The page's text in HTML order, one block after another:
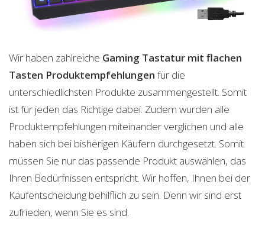
Wir haben zahlreiche Gaming Tastatur mit flachen
Tasten Produktempfehlungen für die
unterschiedlichsten Produkte zusammengestellt. Somit
ist für jeden das Richtige dabei. Zudem wurden alle
Produktempfehlungen miteinander verglichen und alle
haben sich bei bisherigen Käufern durchgesetzt. Somit
müssen Sie nur das passende Produkt auswählen, das
Ihren Bedürfnissen entspricht. Wir hoffen, Ihnen bei der
Kaufentscheidung behilflich zu sein. Denn wir sind erst
zufrieden, wenn Sie es sind.